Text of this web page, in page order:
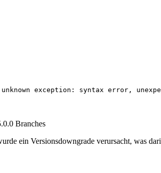
unknown exception: syntax error,
Branches
ein Versionsdowngrade verursacht, was